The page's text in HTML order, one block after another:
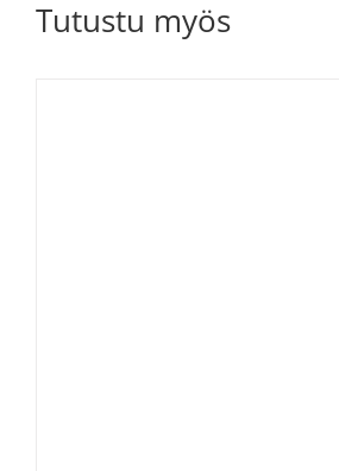
Tutustu myös